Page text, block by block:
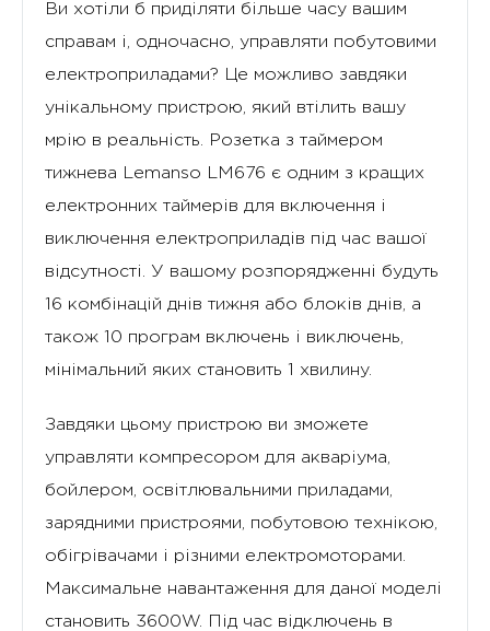
Ви хотіли б приділяти більше часу вашим
справам і, одночасно, управляти побутовими
електроприладами? Це можливо завдяки
унікальному пристрою, який втілить вашу
мрію в реальність. Розетка з таймером
тижнева Lemanso LM676 є одним з кращих
електронних таймерів для включення і
виключення електроприладів під час вашої
відсутності. У вашому розпорядженні будуть
16 комбінацій днів тижня або блоків днів, а
також 10 програм включень і виключень,
мінімальний яких становить 1 хвилину.
Завдяки цьому пристрою ви зможете
управляти компресором для акваріума,
бойлером, освітлювальними приладами,
зарядними пристроями, побутовою технікою,
обігрівачами і різними електромоторами.
Максимальне навантаження для даної моделі
становить 3600W. Під час відключень в